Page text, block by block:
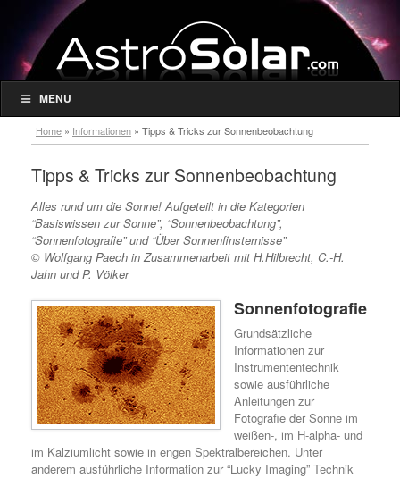
MENU
Home » Informationen » Tipps & Tricks zur Sonnenbeobachtung
Tipps & Tricks zur Sonnenbeobachtung
Alles rund um die Sonne! Aufgeteilt in die Kategorien
“Basiswissen zur Sonne”, “Sonnenbeobachtung”,
“Sonnenfotografie” und “Über Sonnenfinsternisse”
© Wolfgang Paech in Zusammenarbeit mit H.Hilbrecht, C.-H.
Jahn und P. Völker
Sonnenfotografie
Grundsätzliche
Informationen zur
Instrumententechnik
sowie ausführliche
Anleitungen zur
Fotografie der Sonne im
weißen-, im H-alpha- und
im Kalziumlicht sowie in engen Spektralbereichen. Unter
anderem ausführliche Information zur “Lucky Imaging” Technik